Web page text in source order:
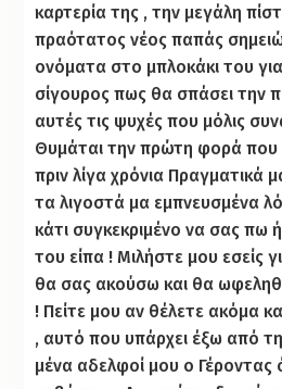
καρτερία της , την μεγάλη
πραότατος νέος παπάς
ονόματα στο μπλοκάκι του
σίγουρος πως θα σπάσει την
αυτές τις ψυχές που μόλις
Θυμάται την πρώτη φορά που
πριν λίγα χρόνια Πραγματικά
τα λιγοστά μα εμπνευσμένα
κάτι συγκεκριμένο να σας πω
του είπα ! Μιλήστε μου εσείς
θα σας ακούσω και θα
! Πείτε μου αν θέλετε ακόμα
, αυτό που υπάρχει έξω από
μένα αδελφοί μου ο Γέροντας